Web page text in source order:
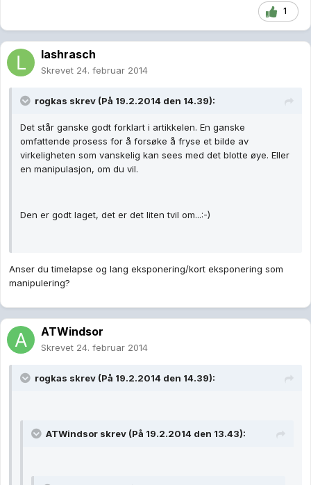
1
lashrasch
Skrevet 24. februar 2014
rogkas skrev (På 19.2.2014 den 14.39):
Det står ganske godt forklart i artikkelen. En ganske
omfattende prosess for å forsøke å fryse et bilde av
virkeligheten som vanskelig kan sees med det blotte øye. Eller
en manipulasjon, om du vil.
Den er godt laget, det er det liten tvil om...:-)
Anser du timelapse og lang eksponering/kort eksponering som
manipulering?
ATWindsor
Skrevet 24. februar 2014
rogkas skrev (På 19.2.2014 den 14.39):
ATWindsor skrev (På 19.2.2014 den 13.43):